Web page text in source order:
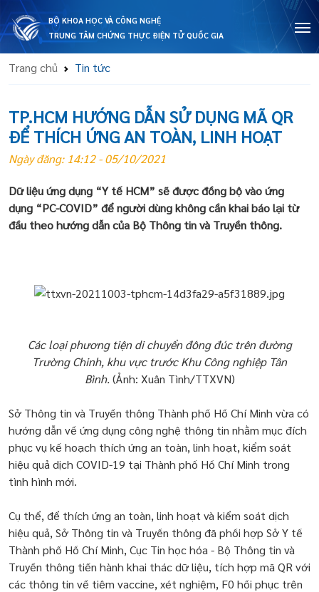
BỘ KHOA HỌC VÀ CÔNG NGHỆ
TRUNG TÂM CHỨNG THỰC ĐIỆN TỬ QUỐC GIA
Trang chủ Tin tức
TP.HCM HƯỚNG DẪN SỬ DỤNG MÃ QR
ĐỂ THÍCH ỨNG AN TOÀN, LINH HOẠT
Ngày đăng: 14:12 - 05/10/2021
Dữ liệu ứng dụng “Y tế HCM” sẽ được đồng bộ vào ứng
dụng “PC-COVID” để người dùng không cần khai báo lại từ
đầu theo hướng dẫn của Bộ Thông tin và Truyền thông.
Các loại phương tiện di chuyển đông đúc trên đường
Trường Chinh, khu vực trước Khu Công nghiệp Tân
Bình.(Ảnh: Xuân Tình/TTXVN)
Sở Thông tin và Truyền thông Thành phố Hồ Chí Minh vừa có
hướng dẫn về ứng dụng công nghệ thông tin nhằm mục đích
phục vụ kế hoạch thích ứng an toàn, linh hoạt, kiểm soát
hiệu quả dịch COVID-19 tại Thành phố Hồ Chí Minh trong
tình hình mới.
Cụ thể, để thích ứng an toàn, linh hoạt và kiểm soát dịch
hiệu quả, Sở Thông tin và Truyền thông đã phối hợp Sở Y tế
Thành phố Hồ Chí Minh, Cục Tin học hóa - Bộ Thông tin và
Truyền thông tiến hành khai thác dữ liệu, tích hợp mã QR với
các thông tin về tiêm vaccine, xét nghiệm, F0 hồi phục trên